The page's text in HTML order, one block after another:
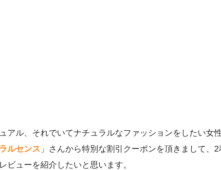
アル、それでいてナチュラルなファッションをしたい女
ルセンス 」さんから特別な割引クーポンを頂きまして、
ビューを紹介したいと思います。